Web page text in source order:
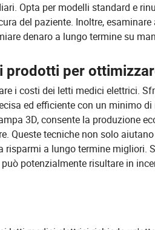
Opta per modelli standard e
del paziente. Inoltre,
denaro a lungo termine su
prodotti per
i costi dei letti medici elettrici.
ed efficiente con un minimo
3D, consente la produzione
Queste tecniche non solo
a lungo termine migliori.
potenzialmente risultare in